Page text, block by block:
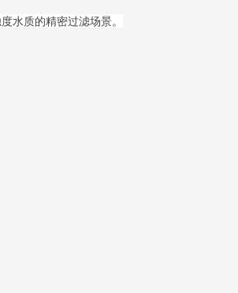
水质的精密过滤场景。